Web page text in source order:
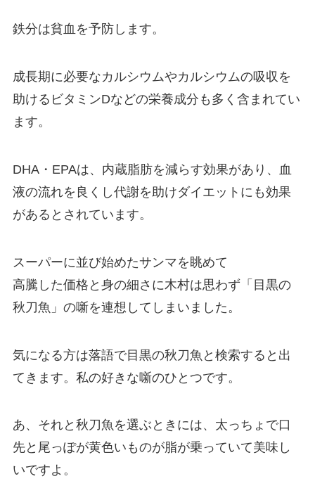
鉄分は貧血を予防します。
成長期に必要なカルシウムやカルシウムの吸収を
助けるビタミンDなどの栄養成分も多く含まれてい
ます。
DHA・EPAは、内蔵脂肪を減らす効果があり、血
液の流れを良くし代謝を助けダイエットにも効果
があるとされています。
スーパーに並び始めたサンマを眺めて
高騰した価格と身の細さに木村は思わず「目黒の
秋刀魚」の噺を連想してしまいました。
気になる方は落語で目黒の秋刀魚と検索すると出
てきます。私の好きな噺のひとつです。
あ、それと秋刀魚を選ぶときには、太っちょで口
先と尾っぽが黄色いものが脂が乗っていて美味し
いですよ。